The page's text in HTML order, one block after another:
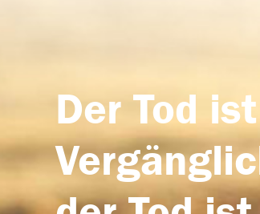
Der Tod